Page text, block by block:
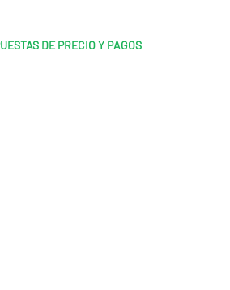
DE PRECIO Y PAGOS